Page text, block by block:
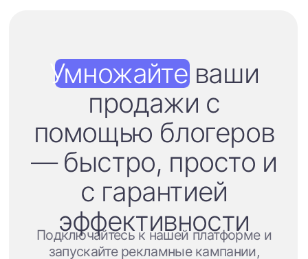
Свидетельство о государственной
регистрации программы для ЭВМ
№2025691917 от 18.11.2025
©2024 Influencio LLC Все права защищены.
Политика конфиденциальности
ООО Инфлюенсио
Сведения в соответствии с
Приказом Минцифры России от
02.06.2025 N 511